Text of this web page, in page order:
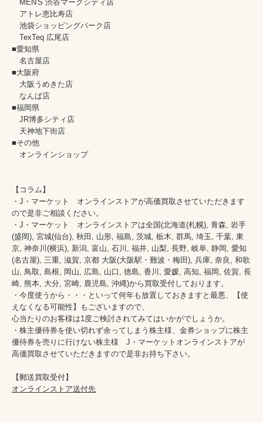
MEN'S 渋谷マークシティ店
アトレ恵比寿店
池袋ショッピングパーク店
TexTeq 広尾店
■愛知県
名古屋店
■大阪府
大阪うめきた店
なんば店
■福岡県
JR博多シティ店
天神地下街店
■その他
オンラインショップ
【コラム】
・J・マーケット　オンラインストアが高価買取させていただきます
ので是非ご相談ください。
・J・マーケット　オンラインストアは全国(北海道(札幌), 青森, 岩手
(盛岡), 宮城(仙台), 秋田, 山形, 福島, 茨城, 栃木, 群馬, 埼玉, 千葉, 東
京, 神奈川(横浜), 新潟, 富山, 石川, 福井, 山梨, 長野, 岐阜, 静岡, 愛知
(名古屋), 三重, 滋賀, 京都 大阪(大阪駅・難波・梅田), 兵庫, 奈良, 和歌
山, 鳥取, 島根, 岡山, 広島, 山口, 徳島, 香川, 愛媛, 高知, 福岡, 佐賀, 長
崎, 熊本, 大分, 宮崎, 鹿児島, 沖縄)から買取受付しております。
・今度使うから・・・といって何年も放置しておきますと最悪、【使
えなくなる可能性】もございますので、
心当たりのお客様は1度ご検討されてみてはいかがでしょうか。
・株主優待券を使い切れず余ってしまう株主様、金券ショップに株主
優待券を売りに行けない株主様　J・マーケットオンラインストアが
高価買取させていただきますので是非お持ち下さい。
オンラインストア送付先